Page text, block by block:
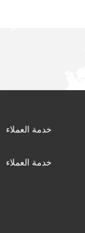
خدمة العملاء
خدمة العملاء